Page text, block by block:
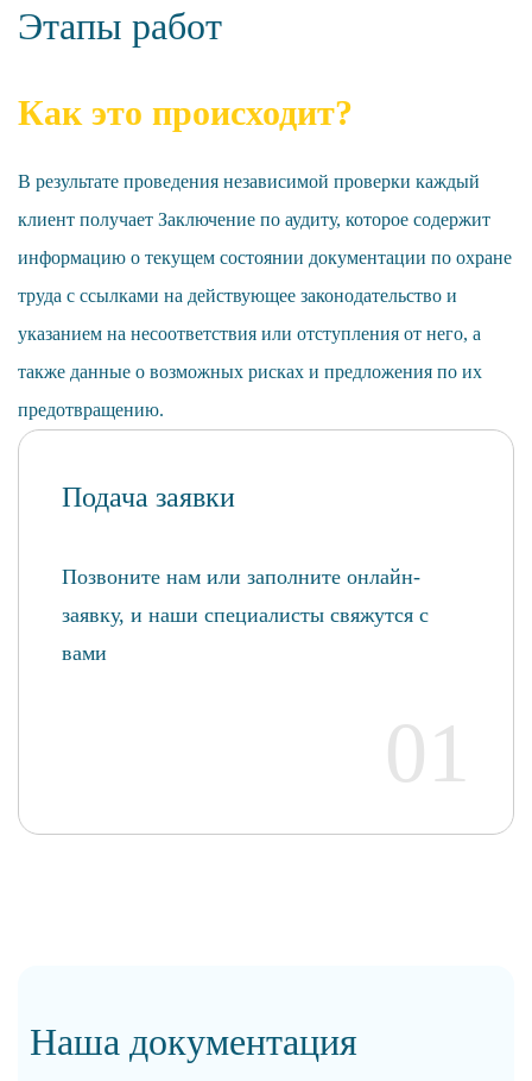
Этапы работ
Как это происходит?
В результате проведения независимой проверки каждый
клиент получает Заключение по аудиту, которое содержит
информацию о текущем состоянии документации по охране
труда с ссылками на действующее законодательство и
указанием на несоответствия или отступления от него, а
также данные о возможных рисках и предложения по их
предотвращению.
Подача заявки
Позвоните нам или заполните онлайн-
заявку, и наши специалисты свяжутся с
вами
01
Наша документация